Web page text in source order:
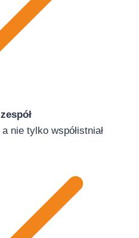
zespół
a nie tylko współistniał